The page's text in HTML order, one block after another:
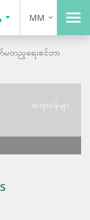
MM
မတည့ရေးစင်တာ
ဆရာဝန်မျာ